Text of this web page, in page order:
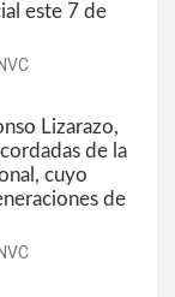
este 7 de
Lizarazo,
de la
cuyo
de